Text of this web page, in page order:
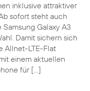
inklusive attraktiver
sofort steht auch
Galaxy A3
Damit sichern sich
Allnet-LTE-Flat
einem aktuellen
für […]